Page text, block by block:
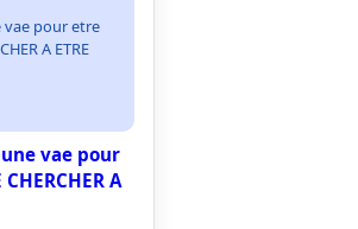
vae pour etre
A ETRE
vae pour
A